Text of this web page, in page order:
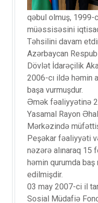
qəbul olmuş,
müəssisəsini
Təhsilini davam
Azərbaycan
Dövlət İdarəçilik
2006-cı ildə həmin
başa vurmuşdur.
Əmək fəaliyyətinə
Yasamal Rayon
Mərkəzində
Peşəkar fəaliyyəti
nəzərə alınaraq
həmin qurumda
edilmişdir.
03 may 2007-ci il
Sosial Müdafiə